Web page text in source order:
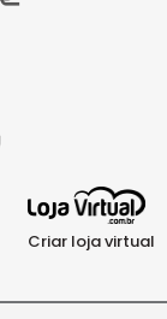
Criar loja virtual